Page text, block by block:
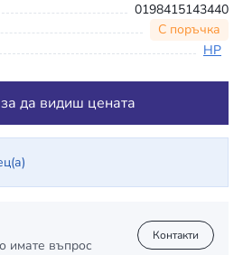
0198415143440
С поръчка
HP
да видиш цената
имате въпрос
Контакти